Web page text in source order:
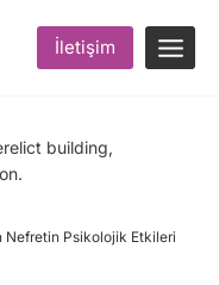
İletişim
Nefretin Psikolojik Etkileri